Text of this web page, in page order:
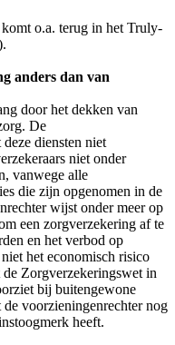
komt o.a. terug in het Truly-
anders dan van
door het dekken van
De
diensten niet
niet onder
vanwege alle
die zijn opgenomen in de
wijst onder meer op
een zorgverzekering af te
en het verbod op
het economisch risico
Zorgverzekeringswet in
bij buitengewone
voorzieningenrechter nog
heeft.